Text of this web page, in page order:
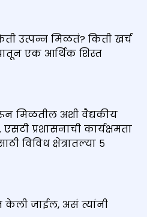
उत्पन्न मिळतं? किती खर्च
एक आर्थिक शिस्त
मिळतील अशी वैद्यकीय
प्रशासनाची कार्यक्षमता
विविध क्षेत्रातल्या ५
केली जाईल, असं त्यांनी